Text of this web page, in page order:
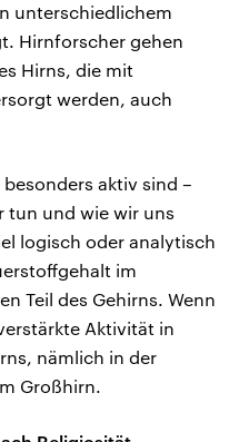
unterschiedlichem
Hirnforscher gehen
Hirns, die mit
werden, auch
aktiv sind –
tun und wie wir uns
logisch oder analytisch
im
Teil des Gehirns. Wenn
Aktivität in
nämlich in der
Großhirn.